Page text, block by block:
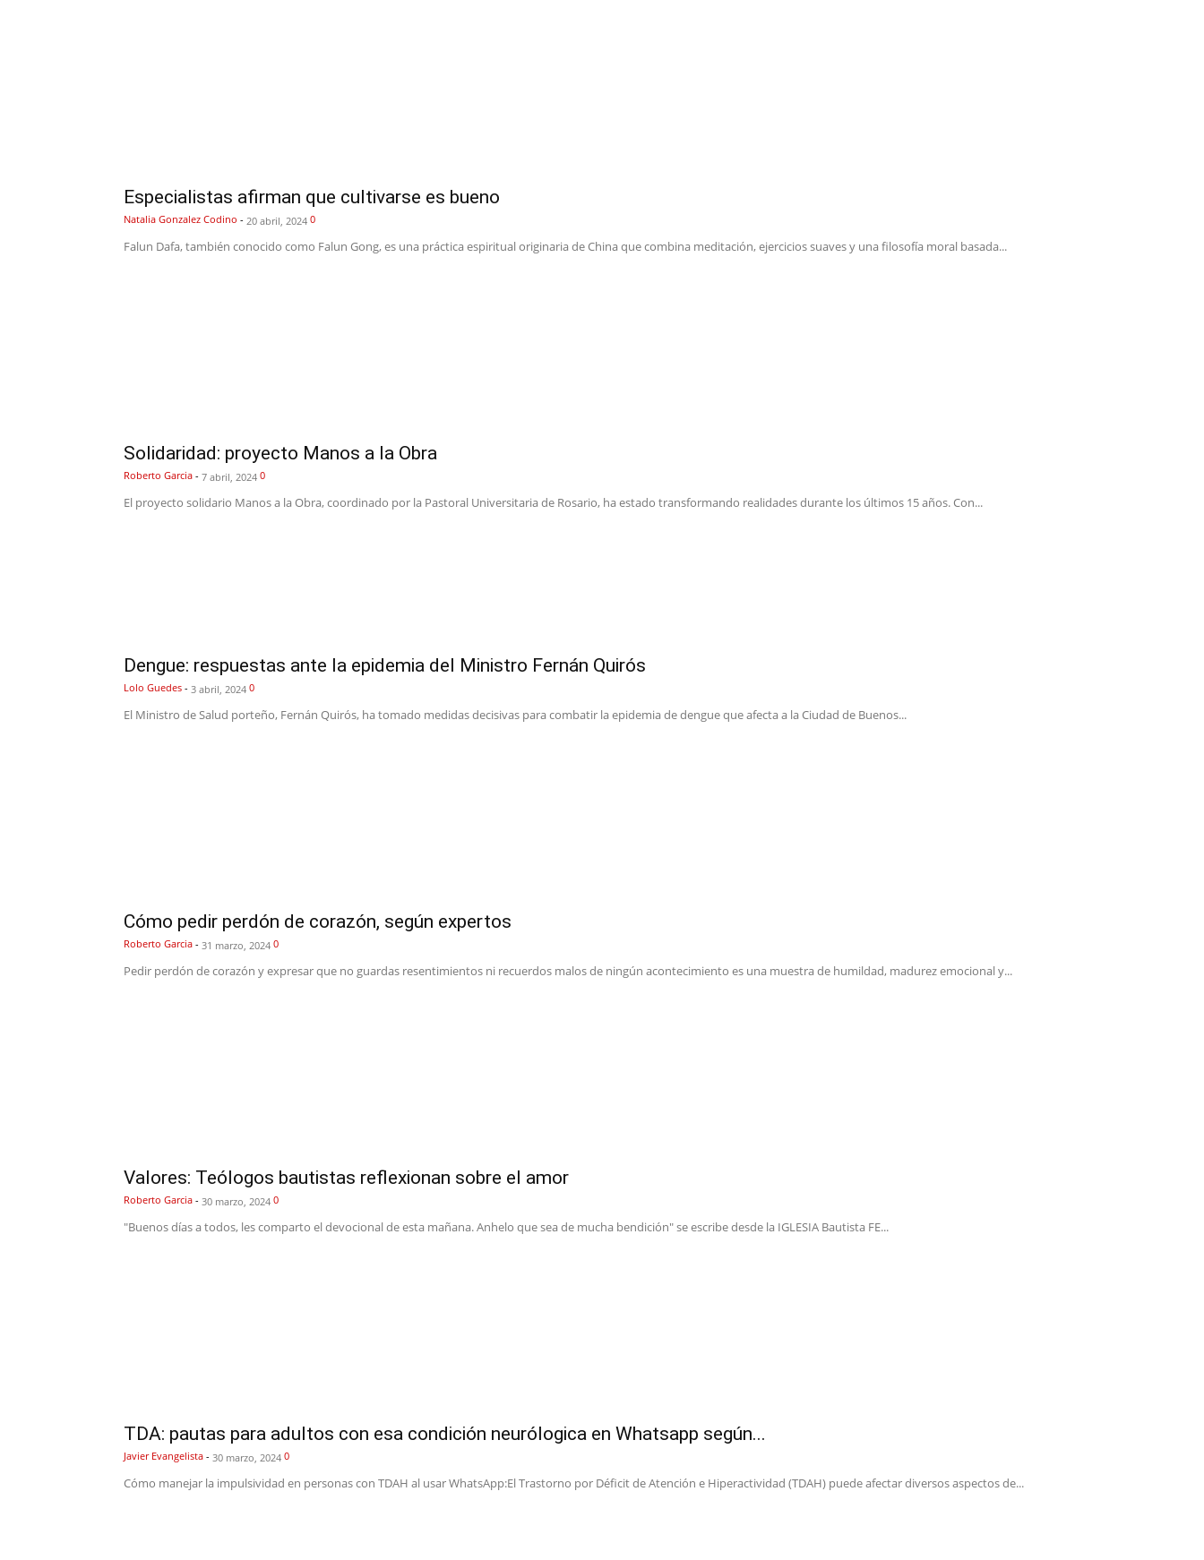
Especialistas afirman que cultivarse es bueno
Natalia Gonzalez Codino - 20 abril, 2024 0
Falun Dafa, también conocido como Falun Gong, es una práctica espiritual originaria de China que combina meditación, ejercicios suaves y una filosofía moral basada...
Solidaridad: proyecto Manos a la Obra
Roberto Garcia - 7 abril, 2024 0
El proyecto solidario Manos a la Obra, coordinado por la Pastoral Universitaria de Rosario, ha estado transformando realidades durante los últimos 15 años. Con...
Dengue: respuestas ante la epidemia del Ministro Fernán Quirós
Lolo Guedes - 3 abril, 2024 0
El Ministro de Salud porteño, Fernán Quirós, ha tomado medidas decisivas para combatir la epidemia de dengue que afecta a la Ciudad de Buenos...
Cómo pedir perdón de corazón, según expertos
Roberto Garcia - 31 marzo, 2024 0
Pedir perdón de corazón y expresar que no guardas resentimientos ni recuerdos malos de ningún acontecimiento es una muestra de humildad, madurez emocional y...
Valores: Teólogos bautistas reflexionan sobre el amor
Roberto Garcia - 30 marzo, 2024 0
"Buenos días a todos, les comparto el devocional de esta mañana. Anhelo que sea de mucha bendición" se escribe desde la IGLESIA Bautista FE...
TDA: pautas para adultos con esa condición neurólogica en Whatsapp según...
Javier Evangelista - 30 marzo, 2024 0
Cómo manejar la impulsividad en personas con TDAH al usar WhatsApp:El Trastorno por Déficit de Atención e Hiperactividad (TDAH) puede afectar diversos aspectos de...